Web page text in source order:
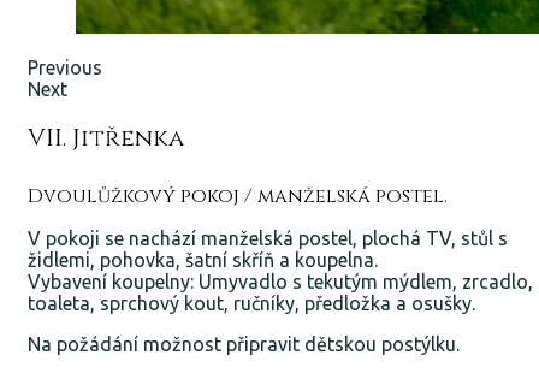
Previous
Next
VII. Jitřenka
Dvoulůžkový pokoj / manželská postel.
V pokoji se nachází manželská postel, plochá TV, stůl s
židlemi, pohovka, šatní skříň a koupelna.
Vybavení koupelny: Umyvadlo s tekutým mýdlem, zrcadlo,
toaleta, sprchový kout, ručníky, předložka a osušky.
Na požádání možnost připravit dětskou postýlku.